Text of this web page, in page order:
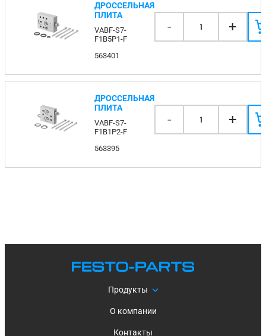
ДРОССЕЛЬНАЯ
ПЛИТА
VABF-S7-
F1B5P1-F
563401
- 1 +
ДРОССЕЛЬНАЯ
ПЛИТА
VABF-S7-
F1B1P2-F
563395
- 1 +
Продукты
О компании
Контакты